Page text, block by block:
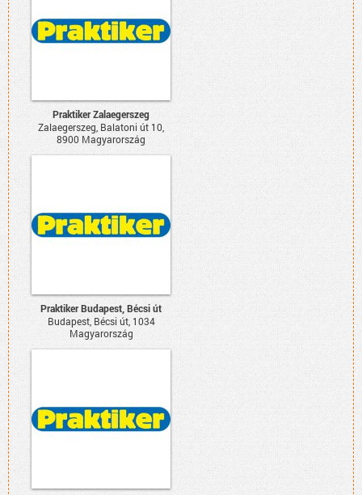
Praktiker Zalaegerszeg
Zalaegerszeg, Balatoni út 10,
8900 Magyarország
Praktiker Budapest, Bécsi út
Budapest, Bécsi út, 1034
Magyarország